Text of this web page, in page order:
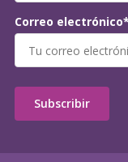
Correo electrónico*
Subscribir